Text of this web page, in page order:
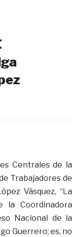
Centrales de la
Trabajadores de
Vásquez, “La
la Coordinadora
Nacional de la
Guerrero; es, no